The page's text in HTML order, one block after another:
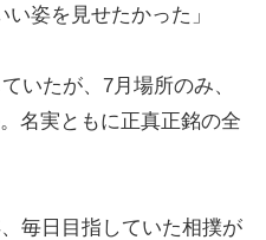
姿を見せたかった」
いたが、7月場所のみ、
名実ともに正真正銘の全
毎日目指していた相撲が